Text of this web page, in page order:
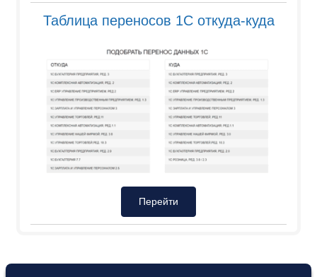
Таблица переносов 1С откуда-куда
Перейти